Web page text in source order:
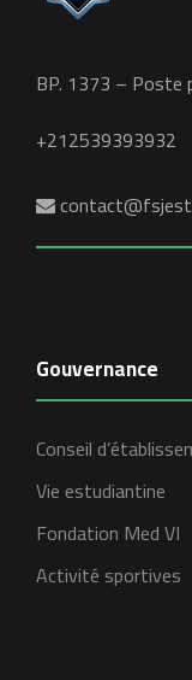
BP. 1373 – Poste
+212539393932
Gouvernance
Conseil
Vie estudiantine
Fondation Med VI
Activité sportives